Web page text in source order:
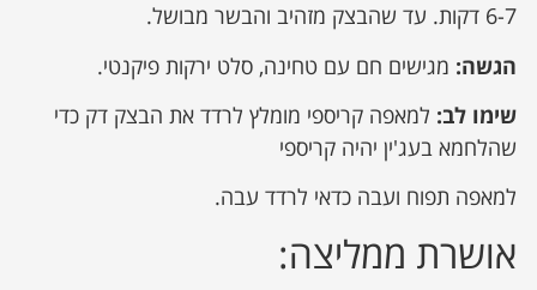
6-7 דקות. עד שהבצק מזהיב והבשר מבושל.
הגשה: מגישים חם עם טחינה, סלט ירקות פיקנטי.
שימו לב: למאפה קריספי מומלץ לרדד את הבצק דק כדי
שהלחמא בעג'ין יהיה קריספי
למאפה תפוח ועבה כדאי לרדד עבה.
אושרת ממליצה: